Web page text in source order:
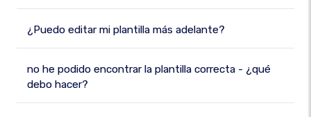
¿Puedo editar mi plantilla más adelante?
no he podido encontrar la plantilla correcta - ¿qué
debo hacer?